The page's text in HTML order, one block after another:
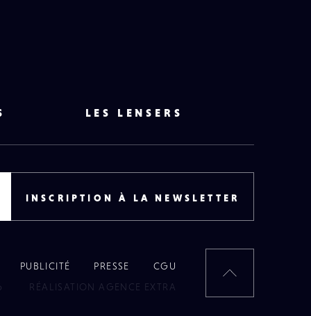
LES LENSERS
INSCRIPTION À LA NEWSLETTER
PUBLICITÉ PRESSE
CGU
RÉALISATION AGENCE EXTRA